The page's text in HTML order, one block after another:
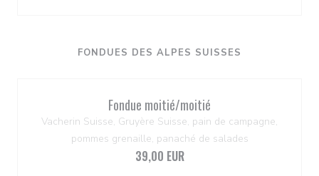
FONDUES DES ALPES SUISSES
Fondue moitié/moitié
Vacherin Suisse, Gruyère Suisse, pain de campagne,
pommes grenaille, panaché de salades
39,00 EUR